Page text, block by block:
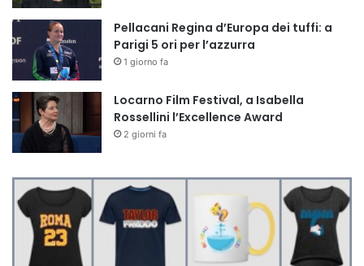
Pellacani Regina d’Europa dei tuffi: a
Parigi 5 ori per l’azzurra
1 giorno fa
Locarno Film Festival, a Isabella
Rossellini l’Excellence Award
2 giorni fa